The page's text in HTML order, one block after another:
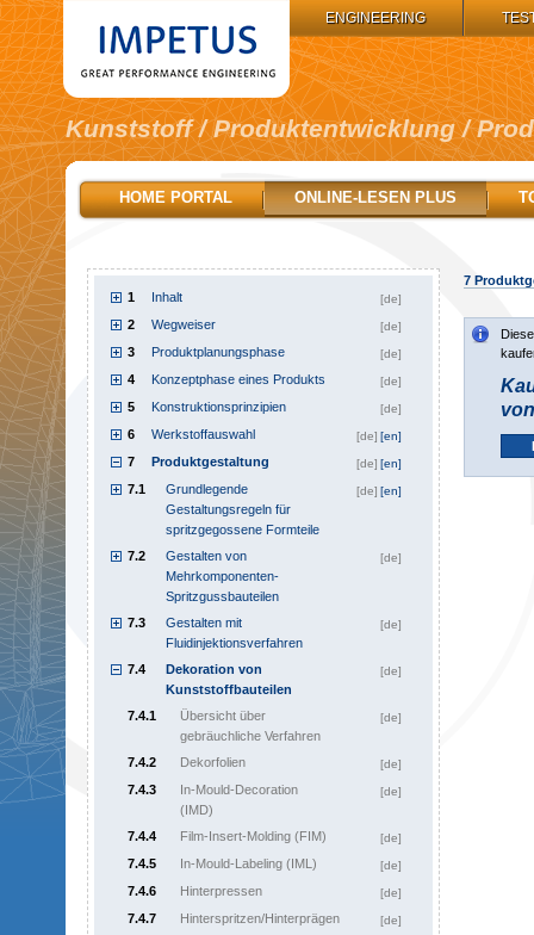
Kunststoff / Produktentwicklung /
7
1
Inhalt [de]
2 Wegweiser [de]
3 Produktplanungsphase [de]
4 Konzeptphase eines Produkts [de]
5 Konstruktionsprinzipien [de]
6 Werkstoffauswahl [en]
[de]
7 Produktgestaltung [en]
[de]
7.1
Grundlegende
Gestaltungsregeln für
spritzgegossene Formteile
[en]
[de]
7.2
Gestalten von
Mehrkomponenten-
Spritzgussbauteilen
[de]
7.3
Gestalten mit
Fluidinjektionsverfahren
[de]
7.4
Dekoration von
Kunststoffbauteilen
[de]
7.4.1
Übersicht über
gebräuchliche Verfahren
[de]
7.4.2 Dekorfolien [de]
7.4.3
In-Mould-Decoration
(IMD)
[de]
7.4.4 Film-Insert-Molding (FIM) [de]
7.4.5 In-Mould-Labeling (IML) [de]
7.4.6 Hinterpressen [de]
7.4.7 Hinterspritzen/Hinterprägen [de]
HOME PORTAL ONLINE-LESEN PLUS
ENGINEERING